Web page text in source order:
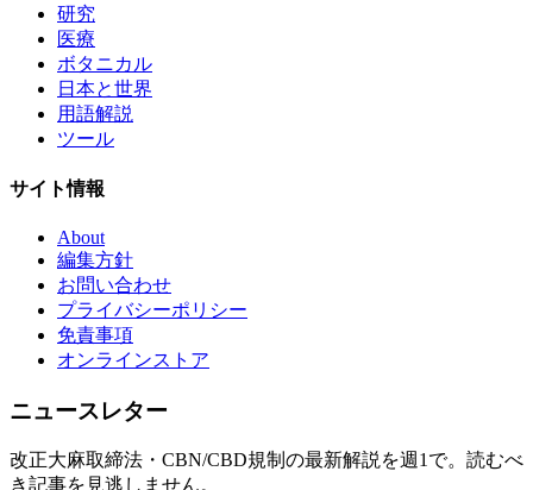
研究
医療
ボタニカル
日本と世界
用語解説
ツール
サイト情報
About
編集方針
お問い合わせ
プライバシーポリシー
免責事項
オンラインストア
ニュースレター
改正大麻取締法・CBN/CBD規制の最新解説を週1で。読むべ
き記事を見逃しません。